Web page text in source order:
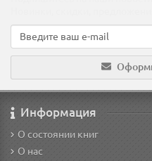
Информация
О состоянии книг
О нас